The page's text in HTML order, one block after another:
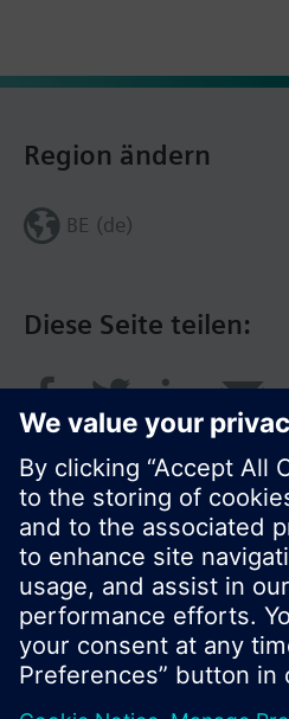
Diese Seite teilen:
Region ändern
BE (de)
© Siemens Schweiz AG 2017
Produktangebot und Preise